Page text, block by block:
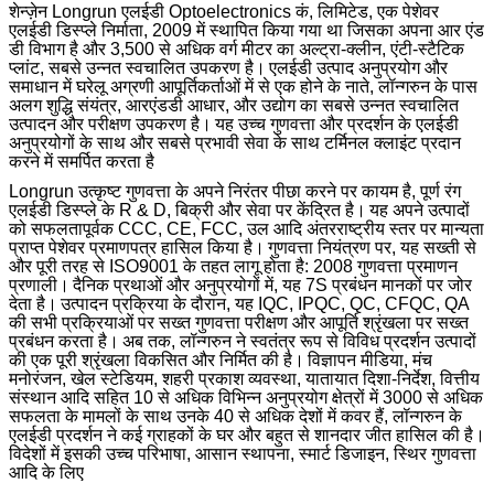
शेन्ज़ेन Longrun एलईडी Optoelectronics कं, लिमिटेड, एक पेशेवर
एलईडी डिस्प्ले निर्माता, 2009 में स्थापित किया गया था जिसका अपना आर एंड
डी विभाग है और 3,500 से अधिक वर्ग मीटर का अल्ट्रा-क्लीन, एंटी-स्टैटिक
प्लांट, सबसे उन्नत स्वचालित उपकरण है। एलईडी उत्पाद अनुप्रयोग और
समाधान में घरेलू अग्रणी आपूर्तिकर्ताओं में से एक होने के नाते, लॉन्गरुन के पास
अलग शुद्धि संयंत्र, आरएंडडी आधार, और उद्योग का सबसे उन्नत स्वचालित
उत्पादन और परीक्षण उपकरण है। यह उच्च गुणवत्ता और प्रदर्शन के एलईडी
अनुप्रयोगों के साथ और सबसे प्रभावी सेवा के साथ टर्मिनल क्लाइंट प्रदान
करने में समर्पित करता है
Longrun उत्कृष्ट गुणवत्ता के अपने निरंतर पीछा करने पर कायम है, पूर्ण रंग
एलईडी डिस्प्ले के R & D, बिक्री और सेवा पर केंद्रित है। यह अपने उत्पादों
को सफलतापूर्वक CCC, CE, FCC, उल आदि अंतरराष्ट्रीय स्तर पर मान्यता
प्राप्त पेशेवर प्रमाणपत्र हासिल किया है। गुणवत्ता नियंत्रण पर, यह सख्ती से
और पूरी तरह से ISO9001 के तहत लागू होता है: 2008 गुणवत्ता प्रमाणन
प्रणाली। दैनिक प्रथाओं और अनुप्रयोगों में, यह 7S प्रबंधन मानकों पर जोर
देता है। उत्पादन प्रक्रिया के दौरान, यह IQC, IPQC, QC, CFQC, QA
की सभी प्रक्रियाओं पर सख्त गुणवत्ता परीक्षण और आपूर्ति श्रृंखला पर सख्त
प्रबंधन करता है। अब तक, लॉन्गरुन ने स्वतंत्र रूप से विविध प्रदर्शन उत्पादों
की एक पूरी श्रृंखला विकसित और निर्मित की है। विज्ञापन मीडिया, मंच
मनोरंजन, खेल स्टेडियम, शहरी प्रकाश व्यवस्था, यातायात दिशा-निर्देश, वित्तीय
संस्थान आदि सहित 10 से अधिक विभिन्न अनुप्रयोग क्षेत्रों में 3000 से अधिक
सफलता के मामलों के साथ उनके 40 से अधिक देशों में कवर हैं, लॉन्गरुन के
एलईडी प्रदर्शन ने कई ग्राहकों के घर और बहुत से शानदार जीत हासिल की है।
विदेशों में इसकी उच्च परिभाषा, आसान स्थापना, स्मार्ट डिजाइन, स्थिर गुणवत्ता
आदि के लिए